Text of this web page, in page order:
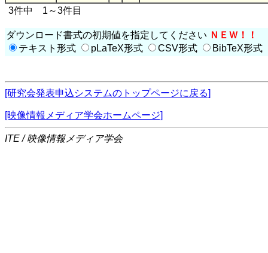
3件中 1～3件目
ダウンロード書式の初期値を指定してください ＮＥＷ！！
テキスト形式
pLaTeX形式 CSV形式 BibTeX形式
[研究会発表申込システムのトップページに戻る]
[映像情報メディア学会ホームページ]
ITE / 映像情報メディア学会